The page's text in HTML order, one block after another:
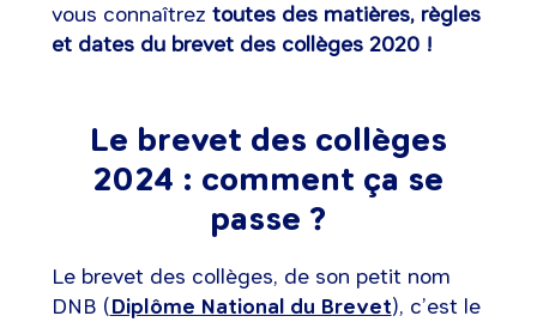
vous connaîtrez toutes des matières, règles
et dates du brevet des collèges 2020 !
Le brevet des collèges
2024 : comment ça se
passe ?
Le brevet des collèges, de son petit nom
DNB (Diplôme National du Brevet), c’est le